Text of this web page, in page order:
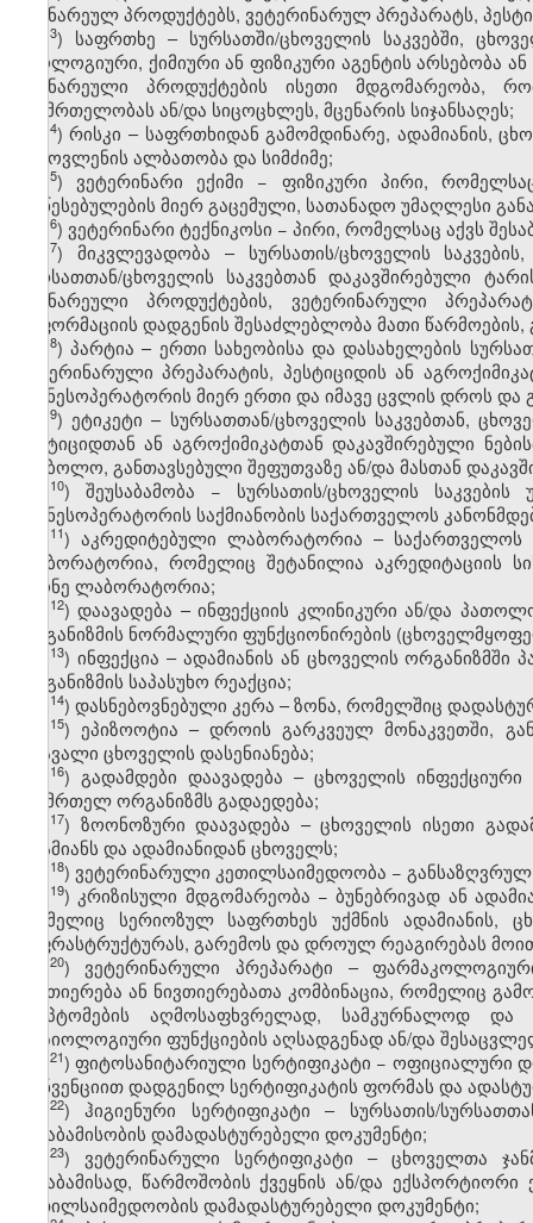
მცენარეულ პროდუქტებს, ვეტერინარულ პრეპარატს,
​3) საფრთხე – სურსათში/ცხოველის საკვებში,
ბიოლოგიური, ქიმიური ან ფიზიკური აგენტის არსებობა
მცენარეული პროდუქტების ისეთი მდგომარეობა,
ჯანმრთელობას ან/და სიცოცხლეს, მცენარის სიჯანსაღეს;
​4) რისკი – საფრთხიდან გამომდინარე, ადამიანის,
გამოვლენის ალბათობა და სიმძიმე;
​5) ვეტერინარი ექიმი − ფიზიკური პირი,
დაწესებულების მიერ გაცემული, სათანადო უმაღლესი
​6) ვეტერინარი ტექნიკოსი − პირი, რომელსაც აქვს
​7) მიკვლევადობა – სურსათის/ცხოველის
სურსათთან/ცხოველის საკვებთან დაკავშირებული
მცენარეული პროდუქტების, ვეტერინარული
ინფორმაციის დადგენის შესაძლებლობა მათი წარმოების,
​8) პარტია – ერთი სახეობისა და დასახელების
ვეტერინარული პრეპარატის, პესტიციდის ან
ბიზნესოპერატორის მიერ ერთი და იმავე ცვლის დროს
​9) ეტიკეტი – სურსათთან/ცხოველის საკვებთან,
პესტიციდთან ან აგროქიმიკატთან დაკავშირებული
სიმბოლო, განთავსებული შეფუთვაზე ან/და მასთან
​10) შეუსაბამობა − სურსათის/ცხოველის
ბიზნესოპერატორის საქმიანობის საქართველოს
​11) აკრედიტებული ლაბორატორია – საქართველოს
ლაბორატორია, რომელიც შეტანილია აკრედიტაციის
მქონე ლაბორატორია;
​12) დაავადება – ინფექციის კლინიკური ან/და
ორგანიზმის ნორმალური ფუნქციონირების
​13) ინფექცია – ადამიანის ან ცხოველის ორგანიზმში
ორგანიზმის საპასუხო რეაქცია;
​14) დასნებოვნებული კერა – ზონა, რომელშიც
​15) ეპიზოოტია – დროის გარკვეულ მონაკვეთში,
მრავალი ცხოველის დასენიანება;
​16) გადამდები დაავადება – ცხოველის
ჯანმრთელ ორგანიზმს გადაედება;
​17) ზოონოზური დაავადება – ცხოველის ისეთი
ადამიანს და ადამიანიდან ცხოველს;
​18) ვეტერინარული კეთილსაიმედოობა −
​19) კრიზისული მდგომარეობა − ბუნებრივად ან
რომელიც სერიოზულ საფრთხეს უქმნის ადამიანის,
ინფრასტრუქტურას, გარემოს და დროულ რეაგირებას
​20) ვეტერინარული პრეპარატი –
ნივთიერება ან ნივთიერებათა კომბინაცია, რომელიც
სიმპტომების აღმოსაფხვრელად, სამკურნალოდ
ფიზიოლოგიური ფუნქციების აღსადგენად ან/და
​21) ფიტოსანიტარიული სერტიფიკატი − ოფიციალური
კონვენციით დადგენილ სერტიფიკატის ფორმას და
​22) ჰიგიენური სერტიფიკატი – სურსათის/
შესაბამისობის დამადასტურებელი დოკუმენტი;
​23) ვეტერინარული სერტიფიკატი – ცხოველთა
შესაბამისად, წარმოშობის ქვეყნის ან/და
კეთილსაიმედოობის დამადასტურებელი დოკუმენტი;